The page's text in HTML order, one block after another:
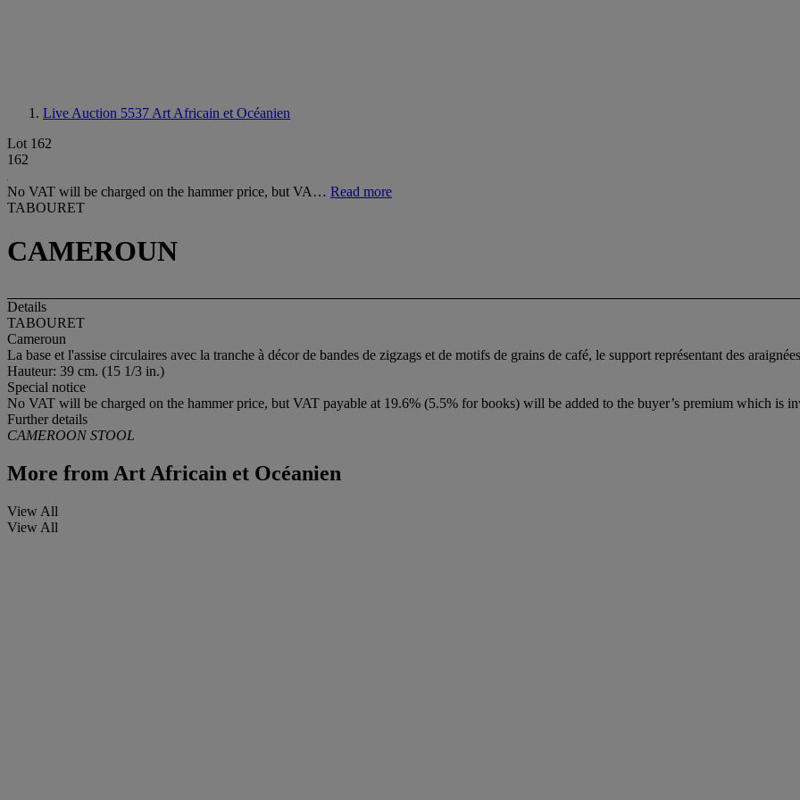
Live Auction 5537 Art Africain et Océanien
Lot 162
162
No VAT will be charged on the hammer price, but VA… Read more
TABOURET
CAMEROUN
Details
TABOURET
Cameroun
La base et l'assise circulaires avec la tranche à décor de bandes de zigzags et de motifs de grains de café, le support représentant des
Hauteur: 39 cm. (15 1/3 in.)
Special notice
No VAT will be charged on the hammer price, but VAT payable at 19.6% (5.5% for books) will be added to the buyer’s premium which is
Further details
CAMEROON STOOL
More from Art Africain et Océanien
View All
View All